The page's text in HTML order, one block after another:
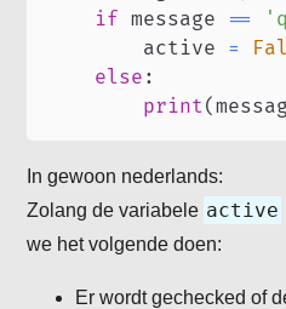
if message ==
        active
=
else :
print(
In gewoon nederlands:
Zolang de variabele active
we het volgende doen:
Er wordt gechecked of